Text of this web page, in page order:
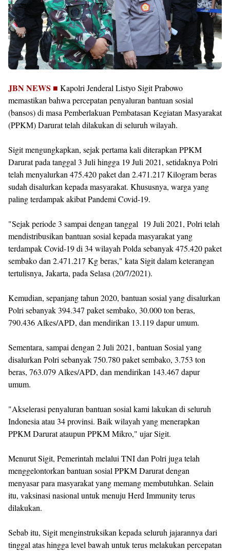
JBN NEWS ■ Kapolri Jenderal Listyo Sigit Prabowo
memastikan bahwa percepatan penyaluran bantuan sosial
(bansos) di masa Pemberlakuan Pembatasan Kegiatan Masyarakat
(PPKM) Darurat telah dilakukan di seluruh wilayah.
Sigit mengungkapkan, sejak pertama kali diterapkan PPKM
Darurat pada tanggal 3 Juli hingga 19 Juli 2021, setidaknya Polri
telah menyalurkan 475.420 paket dan 2.471.217 Kilogram beras
sudah disalurkan kepada masyarakat. Khususnya, warga yang
paling terdampak akibat Pandemi Covid-19.
"Sejak periode 3 sampai dengan tanggal 19 Juli 2021, Polri telah
mendistribusikan bantuan sosial kepada masyarakat yang
terdampak Covid-19 di 34 wilayah Polda sebanyak 475.420 paket
sembako dan 2.471.217 Kg beras," kata Sigit dalam keterangan
tertulisnya, Jakarta, pada Selasa (20/7/2021).
Kemudian, sepanjang tahun 2020, bantuan sosial yang disalurkan
Polri sebanyak 394.347 paket sembako, 30.000 ton beras,
790.436 Alkes/APD, dan mendirikan 13.119 dapur umum.
Sementara, sampai dengan 2 Juli 2021, bantuan Sosial yang
disalurkan Polri sebanyak 750.780 paket sembako, 3.753 ton
beras, 763.079 Alkes/APD, dan mendirikan 143.467 dapur
umum.
"Akselerasi penyaluran bantuan sosial kami lakukan di seluruh
Indonesia atau 34 provinsi. Baik wilayah yang menerapkan
PPKM Darurat ataupun PPKM Mikro," ujar Sigit.
Menurut Sigit, Pemerintah melalui TNI dan Polri juga telah
menggelontorkan bantuan sosial PPKM Darurat dengan
menyasar para masyarakat yang memang membutuhkan. Selain
itu, vaksinasi nasional untuk menuju Herd Immunity terus
dilakukan.
Sebab itu, Sigit menginstruksikan kepada seluruh jajarannya dari
tinggal atas hingga level bawah untuk terus melakukan percepatan